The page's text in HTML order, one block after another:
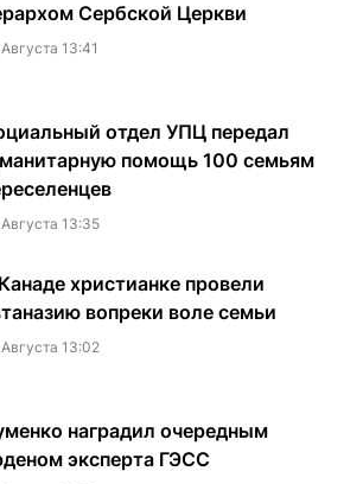
Сербской Церкви
13:41
отдел УПЦ передал
помощь 100 семьям
13:35
христианке провели
вопреки воле семьи
13:02
наградил очередным
эксперта ГЭСС